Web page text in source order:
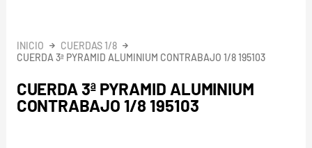
INICIO
CUERDAS 1/8
CUERDA 3ª PYRAMID ALUMINIUM CONTRABAJO 1/8 195103
CUERDA 3ª PYRAMID ALUMINIUM
CONTRABAJO 1/8 195103